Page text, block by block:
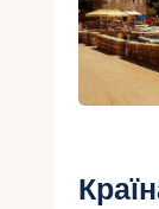
Блог
Контакти